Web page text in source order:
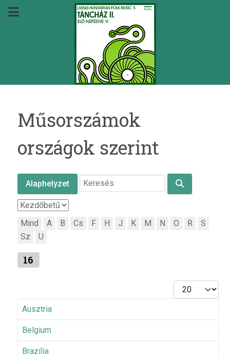
Műsorszámok
országok szerint
Alaphelyzet
Mind A B Cs F H J K M N O R
S
Sz
U
16
Tételek #
Ausztria
Belgium
Brazília